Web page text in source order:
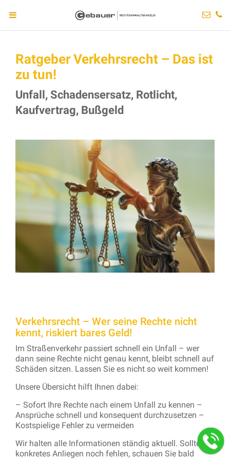
Ratgeber Verkehrsrecht – Das ist
zu tun!
Unfall, Schadensersatz, Rotlicht,
Kaufvertrag, Bußgeld
Verkehrsrecht – Wer seine Rechte nicht
kennt, riskiert bares Geld!
Im Straßenverkehr passiert schnell ein Unfall – wer
dann seine Rechte nicht genau kennt, bleibt schnell auf
Schäden sitzen. Lassen Sie es nicht so weit kommen!
Unsere Übersicht hilft Ihnen dabei:
– Sofort Ihre Rechte nach einem Unfall zu kennen –
Ansprüche schnell und konsequent durchzusetzen –
Kostspielige Fehler zu vermeiden
Wir halten alle Informationen ständig aktuell. Sollte Ihr
konkretes Anliegen noch fehlen, schauen Sie bald